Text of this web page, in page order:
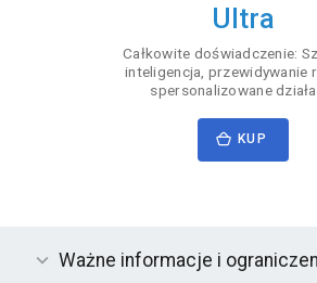
Ultra
Całkowite doświadczenie:
inteligencja, przewidywanie
spersonalizowane
KUP
Ważne informacje i